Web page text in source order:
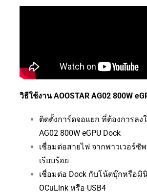
วิธีใช้งาน AOOSTAR AG02 800W
ติดตั้งการ์ดจอแยก ที่ต้องการลงใ
AG02 800W eGPU Dock
เชื่อมต่อสายไฟ จากพาวเวอร์ซั
เรียบร้อย
เชื่อมต่อ Dock กับโน้ตบุ๊กหรือ
OCuLink หรือ USB4